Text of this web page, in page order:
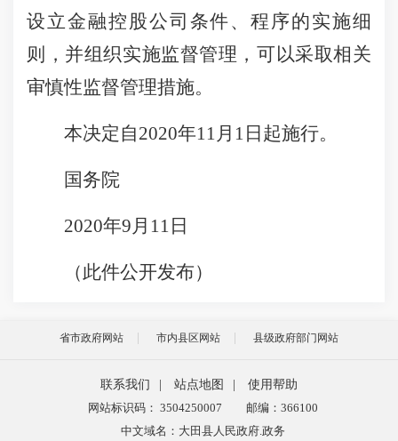
设立金融控股公司条件、程序的实施细
则，并组织实施监督管理，可以采取相关
审慎性监督管理措施。
本决定自2020年11月1日起施行。
国务院
2020年9月11日
（此件公开发布）
省市政府网站 市内县区网站 县级政府部门网站
联系我们 站点地图
使用帮助
网站标识码： 3504250007
邮编：366100
中文域名：大田县人民政府.政务